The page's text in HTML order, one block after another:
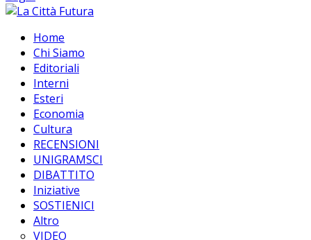
Home
Chi Siamo
Editoriali
Interni
Esteri
Economia
Cultura
RECENSIONI
UNIGRAMSCI
DIBATTITO
Iniziative
SOSTIENICI
Altro
VIDEO